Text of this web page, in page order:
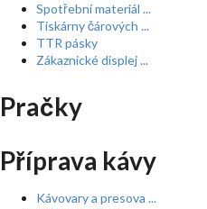
Spotřební materiál ...
Tiskárny čárových ...
TTR pásky
Zákaznické displej ...
Pračky
Příprava kávy
Kávovary a presova ...